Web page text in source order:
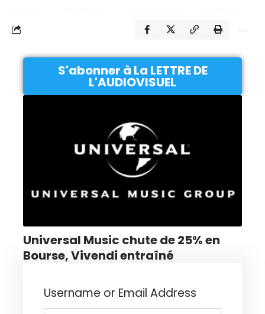
S'abonner à La LETTRE DE
L'AUDIOVISUEL
Universal Music chute de 25% en
Bourse, Vivendi entraîné
Username or Email Address